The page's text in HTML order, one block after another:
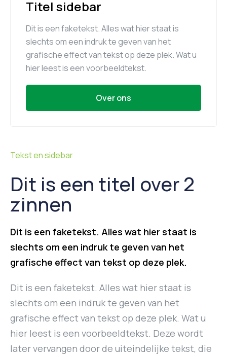
Titel sidebar
Dit is een faketekst. Alles wat hier staat is
slechts om een indruk te geven van het
grafische effect van tekst op deze plek. Wat u
hier leest is een voorbeeldtekst.
Over ons
Tekst en sidebar
Dit is een titel over 2
zinnen
Dit is een faketekst. Alles wat hier staat is
slechts om een indruk te geven van het
grafische effect van tekst op deze plek.
Dit is een faketekst. Alles wat hier staat is
slechts om een indruk te geven van het
grafische effect van tekst op deze plek. Wat u
hier leest is een voorbeeldtekst. Deze wordt
later vervangen door de uiteindelijke tekst, die